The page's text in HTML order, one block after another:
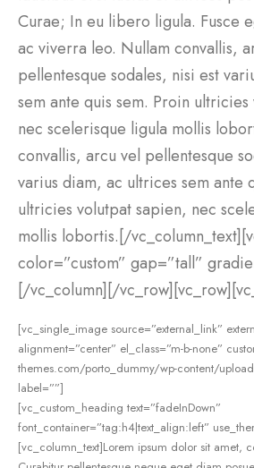
Curae; In eu libero ligula. Fusce
ac viverra leo. Nullam convallis,
pellentesque sodales, nisi est
sem ante quis sem. Proin
nec scelerisque ligula mollis
convallis, arcu vel pellentesque
varius diam, ac ultrices sem ante
ultricies volutpat sapien, nec
mollis lobortis.[/
color=”custom” gap=”tall”
[/vc_column][/
[vc_single_image source=”external_link”
alignment=”center” el_class=”m-b-none”
themes.com/porto_dummy/wp-content/
label=””]
[vc_custom_heading text=”fadeInDown”
font_container=”tag:h4|text_align:left”
[vc_column_text]Lorem ipsum dolor sit amet,